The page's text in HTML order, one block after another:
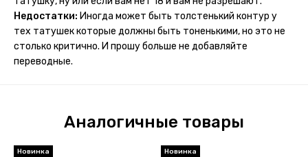
татуировок(
Недостатки: Иногда может быть толстенький контур у
тех татушек которые должны быть тоненькими, но это не
столько критично. И прошу больше не добавляйте
переводные.
Аналогичные товары
Новинка Новинка